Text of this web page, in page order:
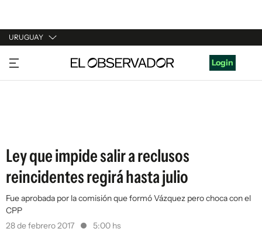
URUGUAY
URUGUAY
ARGENTINA
Login
Ley que impide salir a reclusos
reincidentes regirá hasta julio
Fue aprobada por la comisión que formó Vázquez pero choca con el
CPP
28 de febrero 2017
5:00 hs